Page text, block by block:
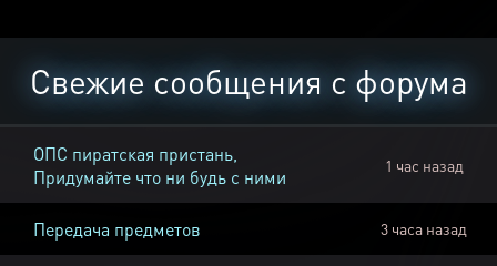
Свежие сообщения с форума
ОПС пиратская пристань,
Придумайте что ни будь с ними
1 час назад
Передача предметов 3 часа назад